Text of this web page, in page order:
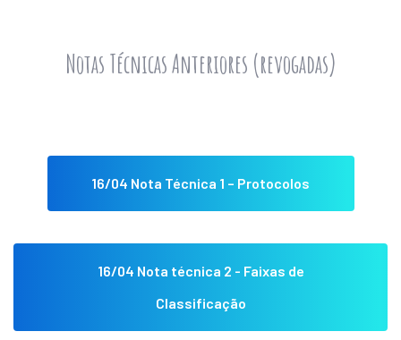
Notas Técnicas Anteriores (revogadas)
16/04 Nota Técnica 1 – Protocolos
16/04 Nota técnica 2 - Faixas de
Classificação